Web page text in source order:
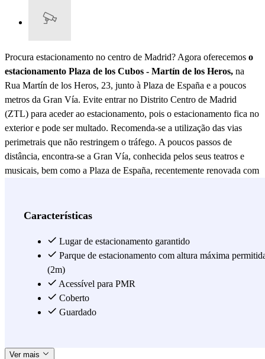
Procura estacionamento no centro de Madrid? Agora oferecemos o
estacionamento Plaza de los Cubos - Martín de los Heros, na
Rua Martín de los Heros, 23, junto à Plaza de España e a poucos
metros da Gran Vía. Evite entrar no Distrito Centro de Madrid
(ZTL) para aceder ao estacionamento, pois o estacionamento fica no
exterior e pode ser multado. Recomenda-se a utilização das vias
perimetrais que não restringem o tráfego. A poucos passos de
distância, encontra-se a Gran Vía, conhecida pelos seus teatros e
musicais, bem como a Plaza de España, recentemente renovada com
cinemas Renoir, especializados em filmes independentes e em língua
e restaurantes, perfeitos para desfrutar após uma visita ao centro da
cidade. Outros pontos turísticos notáveis ​​incluem o Templo de
Debod, a menos de dez minutos a pé, e o Palácio Real, facilmente
acessível a pé. Tudo isto faz do estacionamento da Plaza de los
Cubos uma opção conveniente e prática para aceder ao coração de
Madrid sem se preocupar com o trânsito. Reserve já com a Parclick
Ver mais
Características
Lugar de estacionamento garantido
Parque de estacionamento com altura máxima
(2m)
Acessível para PMR
Coberto
Guardado